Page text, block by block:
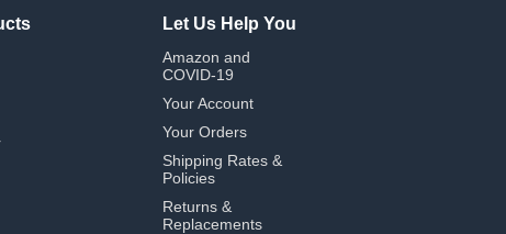
Let Us Help You
Amazon and
COVID-19
Your Account
Your Orders
Shipping Rates &
Policies
Returns &
Replacements